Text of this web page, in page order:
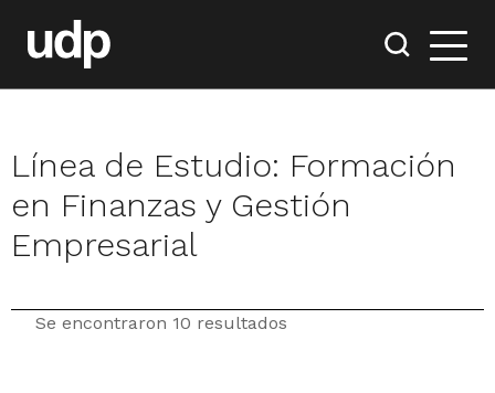
Línea de Estudio: Formación
en Finanzas y Gestión
Empresarial
Se encontraron 10 resultados